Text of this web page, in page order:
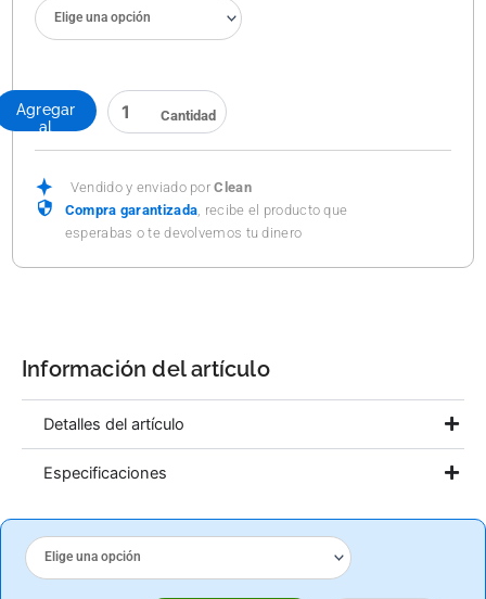
DE
DESECH
SIN
POLVO
GLOVES
100
PZAS.
Agregar
al
Vendido y enviado porClean
Compra garantizada, recibe el producto que
esperabas o te devolvemos tu dinero
Información del artículo
Detalles del artículo
Especificaciones
GUANTE
DE